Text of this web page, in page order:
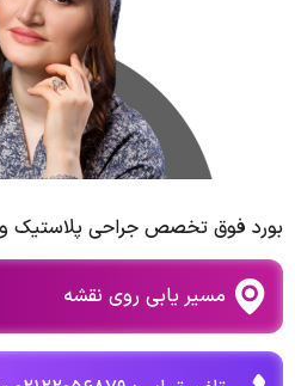
بورد فوق تخصص جراحی پلاستیک و
مسیر یابی روی نقشه